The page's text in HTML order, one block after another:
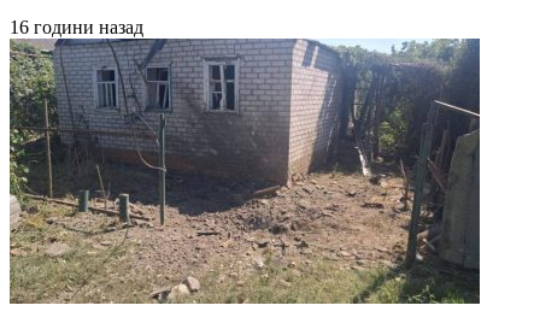
16 години назад